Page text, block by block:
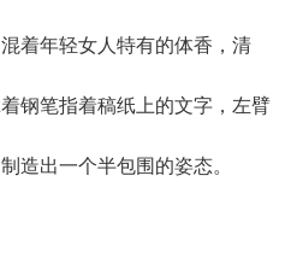
着年轻女人特有的体香，清
钢笔指着稿纸上的文字，左臂
造出一个半包围的姿态。